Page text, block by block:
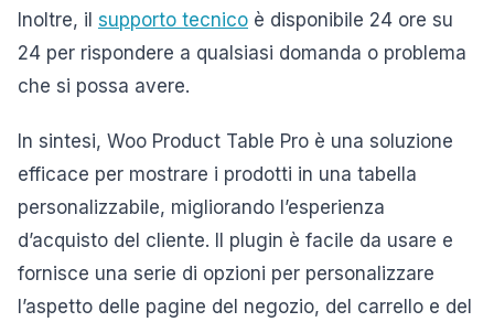
Inoltre, il supporto tecnico è disponibile 24 ore su
24 per rispondere a qualsiasi domanda o problema
che si possa avere.
In sintesi, Woo Product Table Pro è una soluzione
efficace per mostrare i prodotti in una tabella
personalizzabile, migliorando l’esperienza
d’acquisto del cliente. Il plugin è facile da usare e
fornisce una serie di opzioni per personalizzare
l’aspetto delle pagine del negozio, del carrello e del